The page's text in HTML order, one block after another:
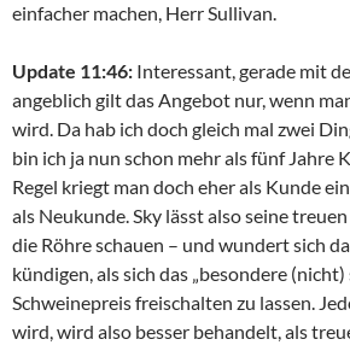
einfacher machen, Herr Sullivan.
Update 11:46: Interessant, gerade mit
angeblich gilt das Angebot nur, wenn
wird. Da hab ich doch gleich mal zwei
bin ich ja nun schon mehr als fünf Jahre
Regel kriegt man doch eher als Kunde
als Neukunde. Sky lässt also seine
die Röhre schauen – und wundert sich
kündigen, als sich das „besondere (nicht)
Schweinepreis freischalten zu lassen.
wird, wird also besser behandelt, als